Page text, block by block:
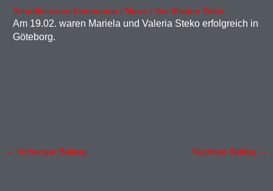
Schreibe einen Kommentar / News / Von Mladen Steko
Am 19.02. waren Mariela und Valeria Steko erfolgreich in
Göteborg.
← Vorheriger Beitrag Nächster Beitrag →